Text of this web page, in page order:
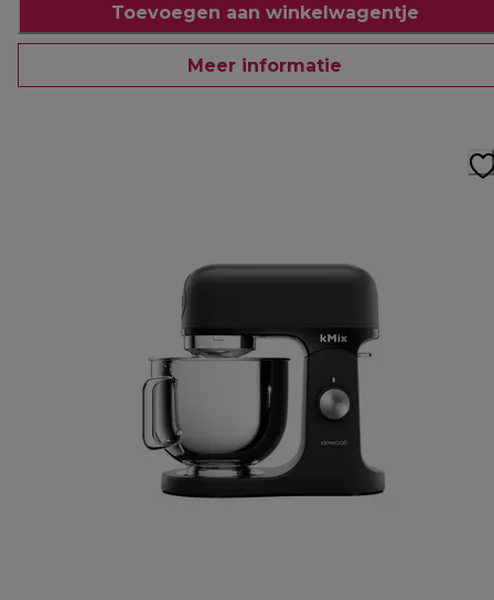
Toevoegen aan winkelwagentje
Meer informatie